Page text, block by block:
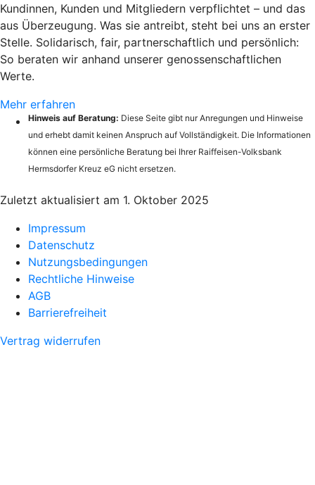
Kundinnen, Kunden und Mitgliedern verpflichtet – und das
aus Überzeugung. Was sie antreibt, steht bei uns an erster
Stelle. Solidarisch, fair, partnerschaftlich und persönlich:
So beraten wir anhand unserer genossenschaftlichen
Werte.
Mehr erfahren
Hinweis auf Beratung: Diese Seite gibt nur Anregungen und Hinweise
und erhebt damit keinen Anspruch auf Vollständigkeit. Die Informationen
können eine persönliche Beratung bei Ihrer Raiffeisen-Volksbank
Hermsdorfer Kreuz eG nicht ersetzen.
Zuletzt aktualisiert am 1. Oktober 2025
Impressum
Datenschutz
Nutzungsbedingungen
Rechtliche Hinweise
AGB
Barrierefreiheit
Vertrag widerrufen